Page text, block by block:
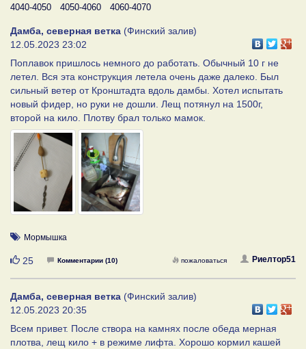
4040-4050
4050-4060 4060-4070
Дамба, северная ветка (Финский залив)
12.05.2023 23:02
Поплавок пришлось немного до работать. Обычный 10 г не
летел. Вся эта конструкция летела очень даже далеко. Был
сильный ветер от Кронштадта вдоль дамбы. Хотел испытать
новый фидер, но руки не дошли. Лещ потянул на 1500г,
второй на кило. Плотву брал только мамок.
Мормышка
Нравится
25 Комментарии (10) Риелтор51
пожаловаться
Дамба, северная ветка (Финский залив)
12.05.2023 20:35
Всем привет. После створа на камнях после обеда мерная
плотва, лещ кило + в режиме лифта. Хорошо кормил кашей